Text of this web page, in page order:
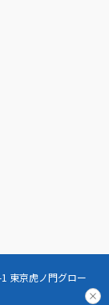
東京虎ノ門グロー